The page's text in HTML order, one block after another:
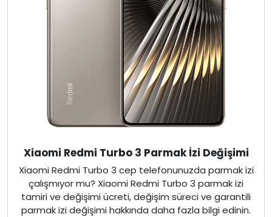
Xiaomi Redmi Turbo 3 Parmak İzi Değişimi
Xiaomi Redmi Turbo 3 cep telefonunuzda parmak izi
çalışmıyor mu? Xiaomi Redmi Turbo 3 parmak izi
tamiri ve değişimi ücreti, değişim süreci ve garantili
parmak izi değişimi hakkında daha fazla bilgi edinin.